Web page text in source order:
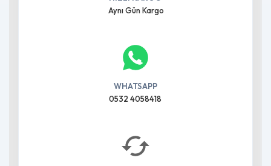
Aynı Gün Kargo
WHATSAPP
0532 4058418